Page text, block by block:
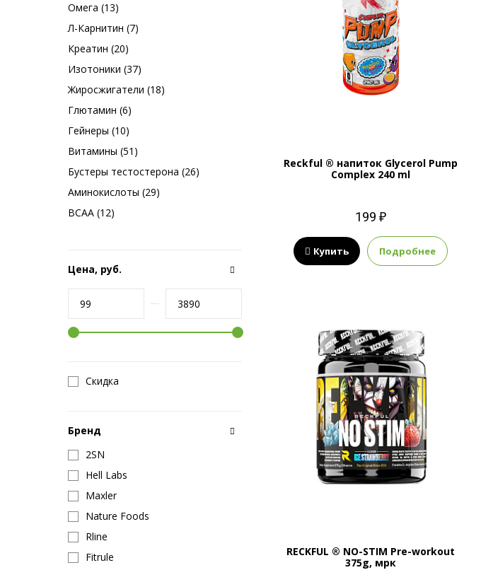
Омега (13)
Л-Карнитин (7)
Креатин (20)
Изотоники (37)
Жиросжигатели (18)
Глютамин (6)
Гейнеры (10)
Витамины (51)
Бустеры тестостерона (26)
Аминокислоты (29)
BCAA (12)
Цена, руб.
Скидка
Бренд
2SN
Hell Labs
Maxler
Nature Foods
Rline
Fitrule
Reckful ® напиток Glycerol Pump
Complex 240 ml
199 ₽
Купить Подробнее
RECKFUL ® NO-STIM Pre-workout
375g, мрк